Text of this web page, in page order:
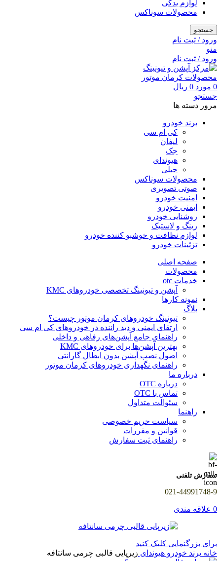
لوازم یدکی
محصولات سوناکس
جستجو
ورود / ثبت نام
منو
ورود / ثبت نام
0 مورد 0 ریال
جستجو
مرور دسته ها
برند خودرو
کی ام سی
لیفان
جک
هیوندای
جیلی
محصولات سوناکس
صوتی تصویری
امنیت خودرو
ایمنی خودرو
روشنایی خودرو
رینگ و لاستیک
لوازم نظافت و خوشبو کننده خودرو
تزئینات خودرو
صفحه اصلی
محصولات
خدمات otc
آپشن و تیونینگ تخصصی خودروهای KMC
نمونه کارها
بلاگ
تیونینگ خودروهای کرمان موتور چیست؟
ارتقای ایمنی و دید راننده در خودروهای کی ام سی
راهنمای جامع آپشن‌های رفاهی و داخلی
بهترین آپشن‌ها برای خودروهای KMC
اصول نصب آپشن بدون ابطال گارانتی
راهنمای نگهداری خودروهای کرمان موتور
درباره ما
درباره OTC
تماس با OTC
سئوالت متداول
راهنما
سیاست حریم خصوصی
قوانین و مقررات
راهنمای ثبت سفارش
سفارش تلفنی
021-44991748-9
0 علاقه مندی
برای بزرگنمایی کلیک کنید
خانه برند خودرو هیوندای زیرپایی قالبی چرمی سانتافه